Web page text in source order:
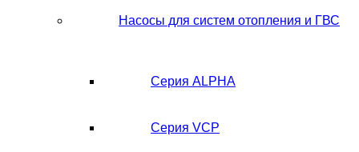
Насосы для систем отопления и ГВС
Серия ALPHA
Серия VCP